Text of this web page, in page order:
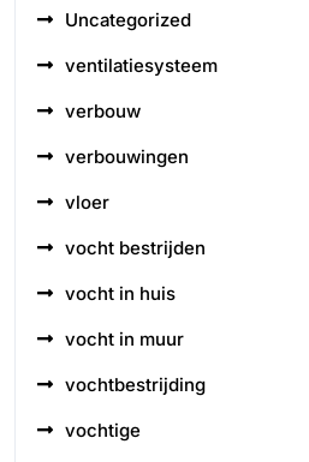
Uncategorized
ventilatiesysteem
verbouw
verbouwingen
vloer
vocht bestrijden
vocht in huis
vocht in muur
vochtbestrijding
vochtige